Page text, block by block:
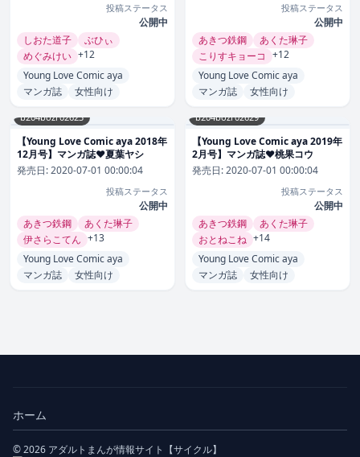
投稿ステータス
公開中
しおた道子
ぶひぃ
めぐみけい +12
Young Love Comic aya
マンガ誌
女性向け
投稿ステータス
公開中
あきつ鉄鋼
あくた琳子
こりすキョーコ +12
Young Love Comic aya
マンガ誌
女性向け
b204bozr02623
【Young Love Comic aya 2018年
12月号】マンガ誌❤夏葉ヤシ
発売日:2020-07-01 00:00:04
投稿ステータス
公開中
あきつ鉄鋼
あくた琳子
伊さらこてん +13
Young Love Comic aya
マンガ誌
女性向け
b204bozr02629
【Young Love Comic aya 2019年
2月号】マンガ誌❤桃果コウ
発売日:2020-07-01 00:00:04
投稿ステータス
公開中
あきつ鉄鋼
あくた琳子
おとねこね +14
Young Love Comic aya
マンガ誌
女性向け
ホーム
© 2026 アダルトまんが情報サイト【サイクル】